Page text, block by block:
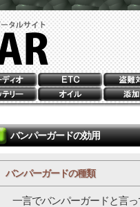
バンパーガードの効用
バンパーガードの種類
一言でバンパーガードと言っ